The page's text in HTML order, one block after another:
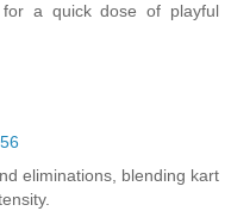
a quick dose of playful
eliminations, blending kart